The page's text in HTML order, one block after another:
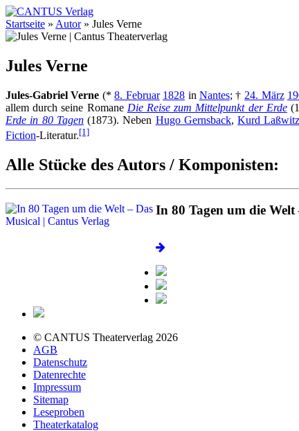
Startseite » Autor» Jules Verne
Jules Verne
Jules-Gabriel Verne (*8. Februar 1828 in Nantes; † 24. März
allem durch seine Romane Die Reise zum Mittelpunkt der Erde
Erde in 80 Tagen(1873). Neben Hugo Gernsback,Kurd Laßwitz
Fiction-Literatur.[1]
Alle Stücke des Autors / Komponisten:
In 80 Tagen um die Welt
© CANTUS Theaterverlag 2026
AGB
Datenschutz
Datenrechte
Impressum
Sitemap
Leseproben
Theaterkatalog